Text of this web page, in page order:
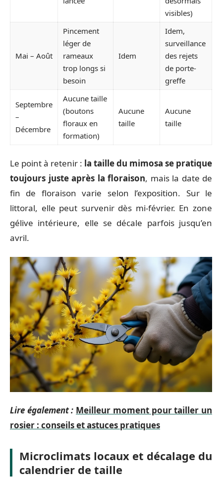
visibles)
Mai – Août
Pincement
léger de
rameaux
trop longs si
besoin
Idem
Idem,
surveillance
des rejets
de porte-
greffe
Septembre
–
Décembre
Aucune taille
(boutons
floraux en
formation)
Aucune
taille
Aucune
taille
Le point à retenir : la taille du mimosa se pratique
toujours juste après la floraison, mais la date de
fin de floraison varie selon l’exposition. Sur le
littoral, elle peut survenir dès mi-février. En zone
gélive intérieure, elle se décale parfois jusqu’en
avril.
Lire également : Meilleur moment pour tailler un
rosier : conseils et astuces pratiques
Microclimats locaux et décalage du
calendrier de taille